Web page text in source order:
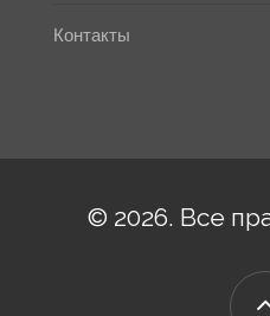
Контакты
© 2026. Все